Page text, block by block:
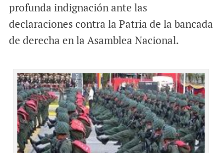
k
p
profunda indignación ante las
declaraciones contra la Patria de la bancada
de derecha en la Asamblea Nacional.